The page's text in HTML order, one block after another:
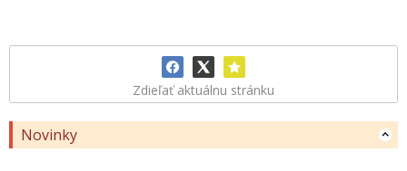
Zdieľať aktuálnu stránku
Novinky